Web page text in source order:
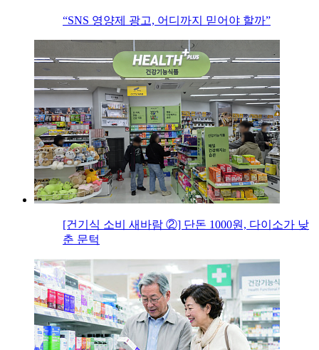
“SNS 영양제 광고, 어디까지 믿어야 할까”
[건기식 소비 새바람 ②] 단돈 1000원, 다이소가 낮
춘 문턱